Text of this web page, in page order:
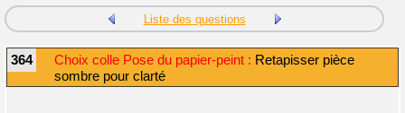
Liste des questions
364 Choix colle Pose du papier-peint : Retapisser pièce
sombre pour clarté